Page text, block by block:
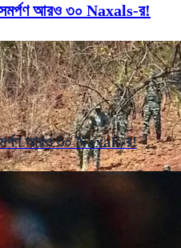
আরও ৩০ Naxals-র!
আরও ৩০ Naxals-র!